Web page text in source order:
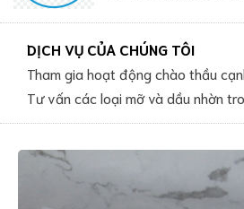
DỊCH VỤ CỦA CHÚNG TÔI
Tham gia hoạt động chào thầu
Tư vấn các loại mỡ và dầu nhờn